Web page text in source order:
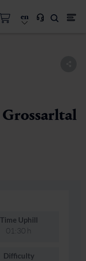
en
Time Uphill
01:30 h
Difficulty